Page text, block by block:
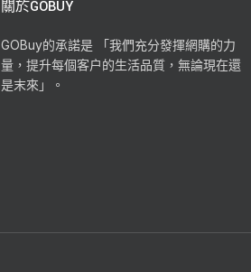
關於GOBUY
GOBuy的承諾是 「我們充分發揮網購的力
量，提升每個客户的生活品質，無論現在還
是末來」。